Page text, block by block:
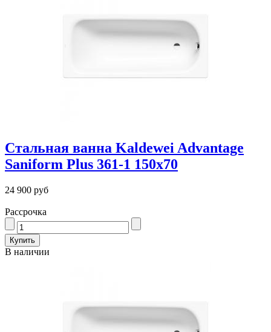
Стальная ванна Kaldewei Advantage
Saniform Plus 361-1 150x70
24 900 руб
Рассрочка
В наличии